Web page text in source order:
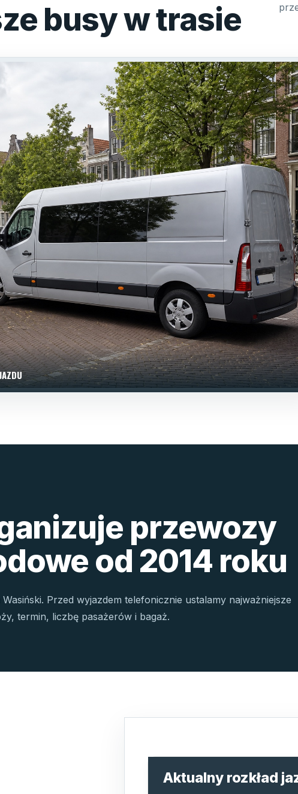
busy w trasie
przewozy
od 2014 roku
Przed wyjazdem telefonicznie ustalamy najważniejsze
termin, liczbę pasażerów i bagaż.
Aktualny rozkład